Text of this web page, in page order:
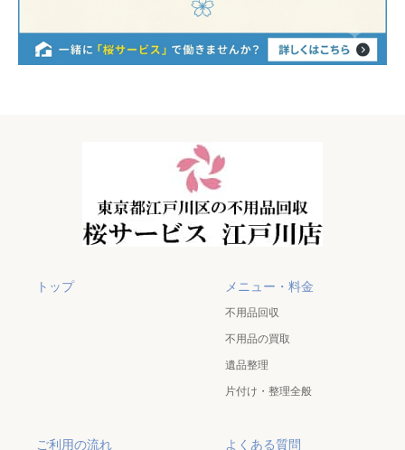
トップ メニュー・料金
不用品回収
不用品の買取
遺品整理
片付け・整理全般
ご利用の流れ よくある質問